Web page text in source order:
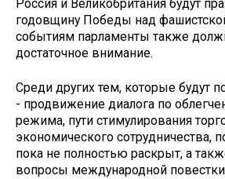
Россия и Великобритания будут
годовщину Победы над
событиям парламенты также
достаточное внимание.
Среди других тем, которые будут
- продвижение диалога по
режима, пути стимулирования
экономического сотрудничества,
пока не полностью раскрыт, а
вопросы международной